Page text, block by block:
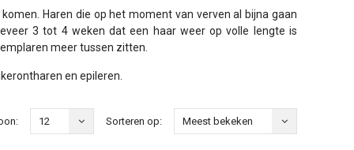
Haren die op het moment van verven al bijna gaan
3 tot 4 weken dat een haar weer op volle lengte is
meer tussen zitten.
en epileren.
Sorteren op: Meest bekeken
12